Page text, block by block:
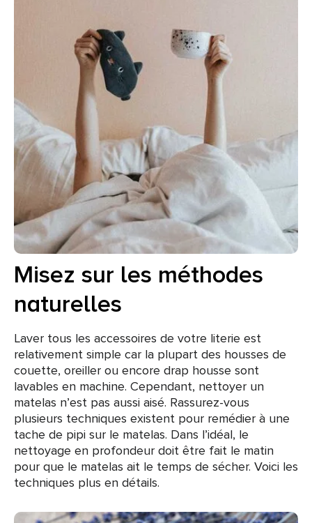
Misez sur les méthodes
naturelles
Laver tous les accessoires de votre literie est
relativement simple car la plupart des housses de
couette, oreiller ou encore drap housse sont
lavables en machine. Cependant, nettoyer un
matelas n’est pas aussi aisé. Rassurez-vous
plusieurs techniques existent pour remédier à une
tache de pipi sur le matelas. Dans l’idéal, le
nettoyage en profondeur doit être fait le matin
pour que le matelas ait le temps de sécher. Voici les
techniques plus en détails.